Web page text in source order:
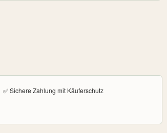
✅ Sichere Zahlung mit Käuferschutz